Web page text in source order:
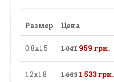
Размер Цена
0.8х1.5 1 041 959 грн.
1.2х1.8 1 663 1 533 грн.